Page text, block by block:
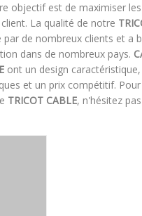
objectif est de maximiser
La qualité de notre
par de nombreux clients et a
dans de nombreux pays.
ont un design
et un prix compétitif. Pour
TRICOT CABLE, n'hésitez